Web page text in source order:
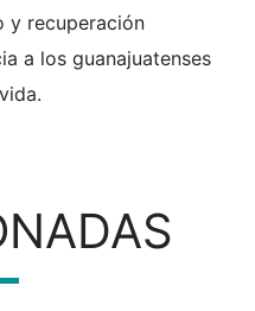
y recuperación
a los guanajuatenses